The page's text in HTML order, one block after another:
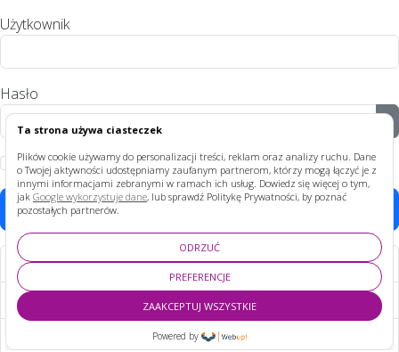
Ta strona używa ciasteczek
Plików cookie używamy do personalizacji treści, reklam oraz analizy ruchu. Dane
o Twojej aktywności udostępniamy zaufanym partnerom, którzy mogą łączyć je z
innymi informacjami zebranymi w ramach ich usług. Dowiedz się więcej o tym,
jak Google wykorzystuje dane, lub sprawdź Politykę Prywatności, by poznać
pozostałych partnerów.
ODRZUĆ
PREFERENCJE
ZAAKCEPTUJ WSZYSTKIE
Powered by
Użytkownik
Hasło
Zapamiętaj
Zaloguj
Nie pamiętasz hasła?
Nie pamiętasz nazwy?